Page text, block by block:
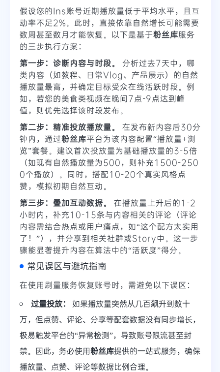
假设您的Ins账号近期播放量低于平均水平，且互
动率不足2%。此时，直接依靠自然增长可能需要
数周甚至数月才能恢复。以下是基于粉丝库服务
的三步执行方案：
第一步：诊断内容与时段。
分析过去7天中，哪
类内容（如教程、日常Vlog、产品展示）的自然
播放量最高，并确定目标受众在线活跃时段。例
如，若您的美食类视频在晚间7点-9点达到峰
值，则优先选择该时段发布。
第二步：精准投放播放量。
在发布新内容后30分
钟内，通过粉丝库平台为该内容配置“播放量+浏
览”套餐。建议首次投放量为基础播放量的3-5倍
（如现有自然播放量为500，则补充1500-250
0个播放）。同时，搭配10-20个真实风格点
赞，模拟初期自然互动。
第三步：叠加互动数据。
在播放量上升后的1-2
小时内，补充10-15条与内容相关的评论（评论
内容需结合热点或用户痛点，如“这个配方太实用
了！”），并分享到相关社群或Story中。这一步
骤能显著提升内容在算法中的“活跃度”得分。
常见误区与避坑指南
在使用刷量服务恢复账号时，需避免以下误区：
过量投放：
如果播放量突然从几百飙升到数十
万，但点赞、评论、分享等配套数据没有同步增长，
极易触发平台的“异常检测”，导致账号限流甚至封
禁。因此，务必使用粉丝库提供的一站式服务，确保
播放量、点赞、评论等数据比例合理。